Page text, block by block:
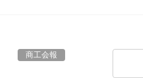
商工会報